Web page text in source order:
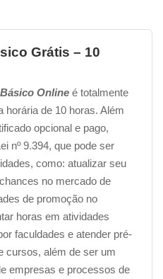
Grátis – 10
Online é totalmente
horária de 10 horas. Além
opcional e pago,
nº 9.394, que pode ser
como: atualizar seu
no mercado de
de promoção no
horas em atividades
faculdades e atender pré-
cursos, além de ser um
empresas e processos de